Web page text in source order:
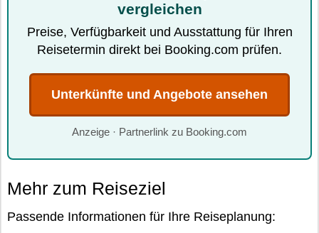
vergleichen
Preise, Verfügbarkeit und Ausstattung für Ihren
Reisetermin direkt bei Booking.com prüfen.
Unterkünfte und Angebote ansehen
Anzeige · Partnerlink zu Booking.com
Mehr zum Reiseziel
Passende Informationen für Ihre Reiseplanung: